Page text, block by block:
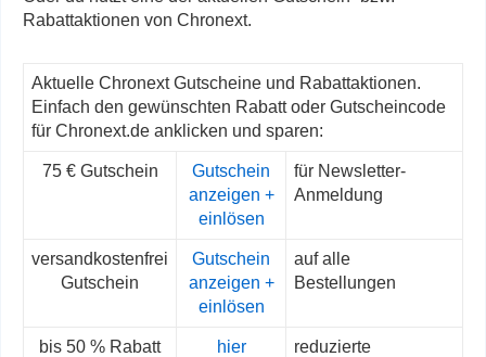
Rabattaktionen von Chronext.
Aktuelle Chronext Gutscheine und Rabattaktionen.
Einfach den gewünschten Rabatt oder Gutscheincode
für Chronext.de anklicken und sparen:
75 € Gutschein
Gutschein
anzeigen +
einlösen
für Newsletter-
Anmeldung
versandkostenfrei
Gutschein
Gutschein
anzeigen +
einlösen
auf alle
Bestellungen
bis 50 % Rabatt
hier
reduzierte